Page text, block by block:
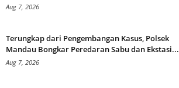
Aug 7, 2026
Terungkap dari Pengembangan Kasus, Polsek
Mandau Bongkar Peredaran Sabu dan Ekstasi...
Aug 7, 2026